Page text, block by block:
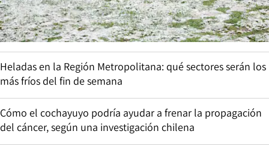
Heladas en la Región Metropolitana: qué sectores serán los
más fríos del fin de semana
Cómo el cochayuyo podría ayudar a frenar la propagación
del cáncer, según una investigación chilena